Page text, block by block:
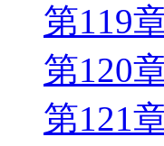
第119
第120
第121